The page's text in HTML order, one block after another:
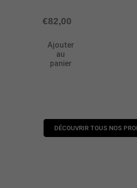
€82,00
Ajouter
au
panier
DÉCOUVRIR TOUS NOS